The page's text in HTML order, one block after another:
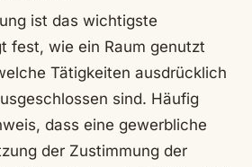
ist das wichtigste
fest, wie ein Raum genutzt
Tätigkeiten ausdrücklich
sind. Häufig
dass eine gewerbliche
der Zustimmung der